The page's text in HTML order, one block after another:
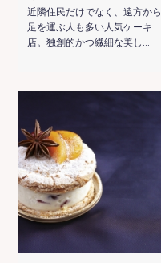
近隣住民だけでなく、遠方から
足を運ぶ人も多い人気ケーキ
店。独創的かつ繊細な美し…